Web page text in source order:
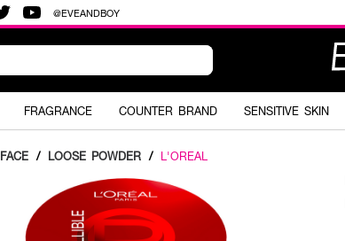
@EVEANDBOY
FRAGRANCE COUNTER BRAND SENSITIVE SKIN
FACE / LOOSE POWDER / L'OREAL